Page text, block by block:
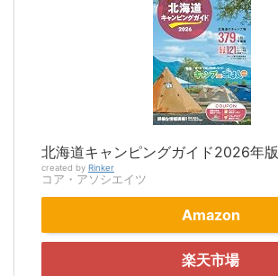
北海道キャンピングガイド2026年版
created by Rinker
コア・アソシエイツ
Amazon
楽天市場